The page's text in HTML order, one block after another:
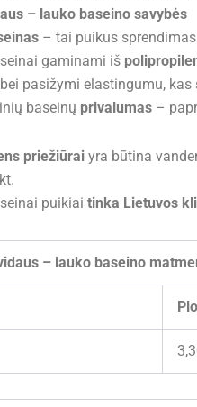
– lauko baseino savybės
– tai puikus
gaminami iš
pasižymi elastingumu,
baseinų privalumas –
priežiūrai yra būtina
puikiai tinka Lietuvos
– lauko baseino